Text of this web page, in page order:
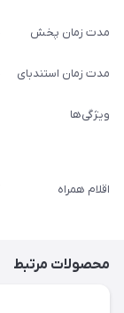
مدت زمان پخش
مدت زمان استندبای
ویژگی‌ها
اقلام همراه
محصولات مرتبط